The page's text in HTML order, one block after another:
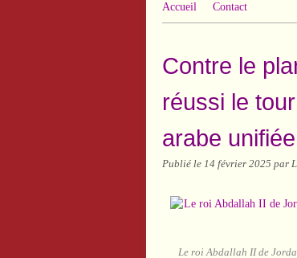
Accueil Contact
Contre le
réussi le
arabe unifiée
Publié le 14 février 2025 par
Le roi Abdallah II de